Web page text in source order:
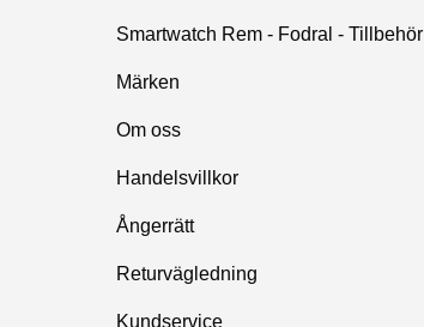
Smartwatch Rem - Fodral - Tillbehör
Märken
Om oss
Handelsvillkor
Ångerrätt
Returvägledning
Kundservice